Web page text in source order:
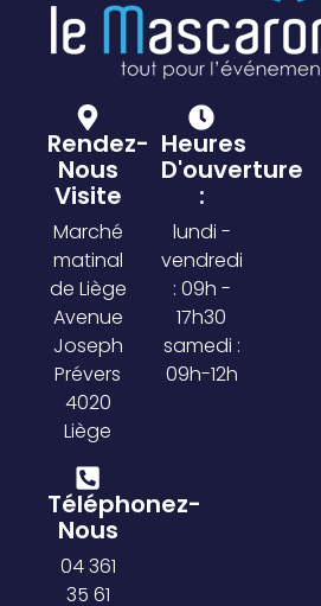
Rendez-
Nous
Visite
Marché
matinal
de Liège
Avenue
Joseph
Prévers
4020
Liège
Téléphonez-
Nous
04 361
35 61
Heures
D'ouverture
:
lundi -
vendredi
: 09h -
17h30
samedi :
09h-12h